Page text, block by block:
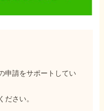
申請をサポートしてい
ださい。